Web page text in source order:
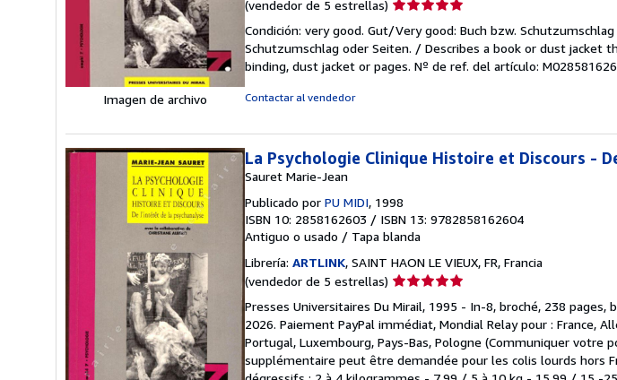
Imagen de archivo
(vendedor de 5 estrellas) Calificación
vendedor:
5
de
Condición: very good. Gut/Very good: Buch bzw.
Schutzumschlag oder Seiten. / Describes a book or dust jacket
binding, dust jacket or pages. Nº de ref. del artículo:
Contactar al vendedor
La Psychologie Clinique Histoire et Discours -
Sauret Marie-Jean
Publicado por PU MIDI, 1998
ISBN 10: 2858162603 / ISBN 13: 9782858162604
Antiguo o usado / Tapa blanda
Librería: ARTLINK, SAINT HAON LE VIEUX, FR, Francia
(vendedor de 5 estrellas) Calificación
vendedor:
5
de
5
Presses Universitaires Du Mirail, 1995 - In-8, broché, 238 pages,
2026. Paiement PayPal immédiat, Mondial Relay pour : France,
Portugal, Luxembourg, Pays-Bas, Pologne (Communiquer votre
supplémentaire peut être demandée pour les colis lourds hors